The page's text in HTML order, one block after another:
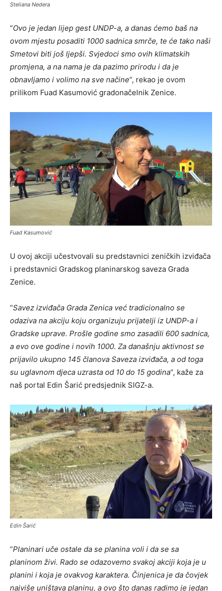
Steliana Nedera
“Ovo je jedan lijep gest UNDP-a, a danas ćemo baš na
ovom mjestu posaditi 1000 sadnica smrče, te će tako naši
Smetovi biti još ljepši. Svjedoci smo ovih klimatskih
promjena, a na nama je da pazimo prirodu i da je
obnavljamo i volimo na sve načine“, rekao je ovom
prilikom Fuad Kasumović gradonačelnik Zenice.
Fuad Kasumović
U ovoj akciji učestvovali su predstavnici zeničkih izviđača
i predstavnici Gradskog planinarskog saveza Grada
Zenice.
“Savez izviđača Grada Zenica već tradicionalno se
odaziva na akciju koju organizuju prijatelji iz UNDP-a i
Gradske uprave. Prošle godine smo zasadili 600 sadnica,
a evo ove godine i novih 1000. Za današnju aktivnost se
prijavilo ukupno 145 članova Saveza izviđača, a od toga
su uglavnom djeca uzrasta od 10 do 15 godina“, kaže za
naš portal Edin Šarić predsjednik SIGZ-a.
Edin Šarić
“Planinari uče ostale da se planina voli i da se sa
planinom živi. Rado se odazovemo svakoj akciji koja je u
planini i koja je ovakvog karaktera. Činjenica je da čovjek
najviše uništava planinu, a ovo što danas radimo je jedan